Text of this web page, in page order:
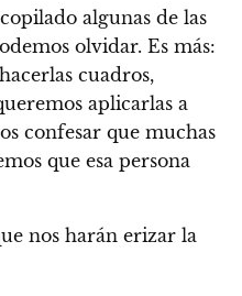
algunas de las
olvidar. Es más:
cuadros,
aplicarlas a
confesar que muchas
que esa persona
nos harán erizar la